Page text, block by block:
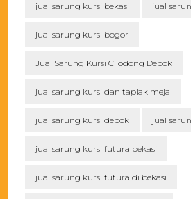
jual sarung kursi bekasi jual
jual sarung kursi bogor
Jual Sarung Kursi Cilodong Depok
jual sarung kursi dan taplak meja
jual sarung kursi depok jual
jual sarung kursi futura bekasi
jual sarung kursi futura di bekasi